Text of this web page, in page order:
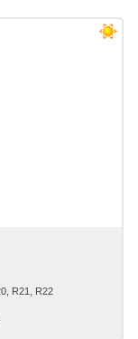
R21, R22